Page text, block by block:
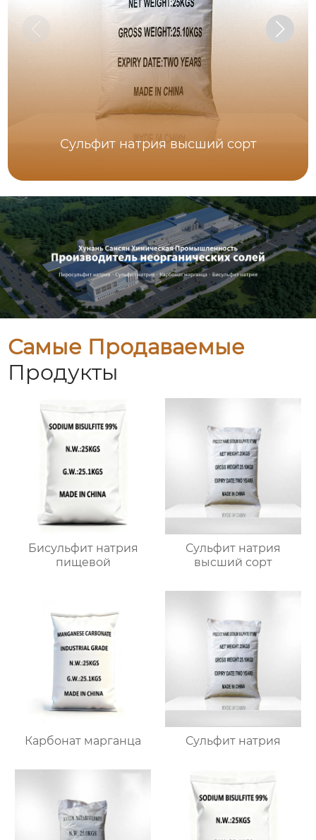
Сульфит натрия высший сорт
Самые Продаваемые
Продукты
Бисульфит натрия
пищевой
Сульфит натрия
высший сорт
Карбонат марганца Сульфит натрия